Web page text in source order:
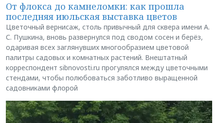
От флокса до камнеломки: как прошла
последняя июльская выставка цветов
Цветочный вернисаж, столь привычный для сквера имени А.
С. Пушкина, вновь развернулся под сводом сосен и берёз,
одаривая всех заглянувших многообразием цветовой
палитры садовых и комнатных растений. Внештатный
корреспондент sibnovosti.ru прогулялся между цветочными
стендами, чтобы полюбоваться заботливо выращенной
садовниками флорой